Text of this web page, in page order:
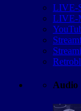
LIVE-
LIVE-
Audio